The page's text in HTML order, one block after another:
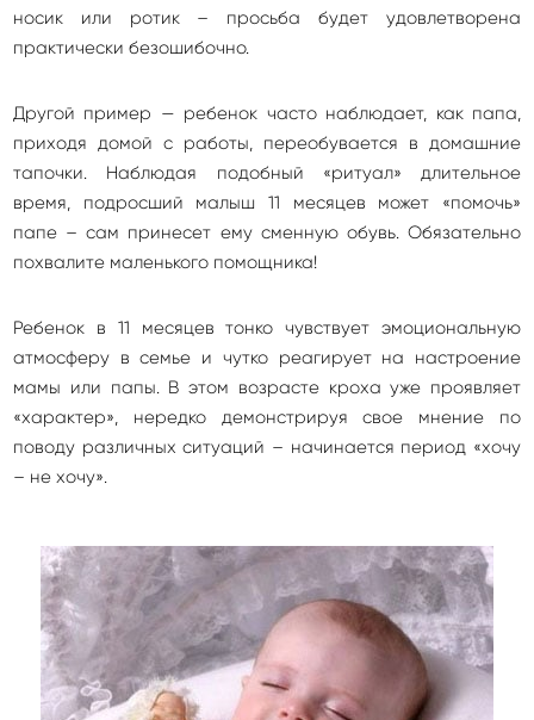
носик или ротик – просьба будет удовлетворена
практически безошибочно.
Другой пример — ребенок часто наблюдает, как папа,
приходя домой с работы, переобувается в домашние
тапочки. Наблюдая подобный «ритуал» длительное
время, подросший малыш 11 месяцев может «помочь»
папе – сам принесет ему сменную обувь. Обязательно
похвалите маленького помощника!
Ребенок в 11 месяцев тонко чувствует эмоциональную
атмосферу в семье и чутко реагирует на настроение
мамы или папы. В этом возрасте кроха уже проявляет
«характер», нередко демонстрируя свое мнение по
поводу различных ситуаций – начинается период «хочу
– не хочу».